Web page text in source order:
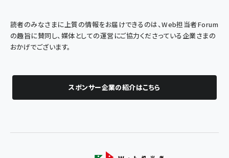
読者のみなさまに上質の情報をお届けできるのは、Web担当者Forum
の趣旨に賛同し、媒体としての運営にご協力くださっている企業さまの
おかげでございます。
スポンサー企業の紹介はこちら